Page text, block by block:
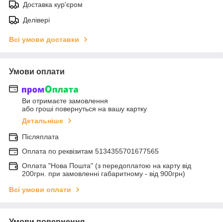
Доставка кур'єром
Делівері
Всі умови доставки
Умови оплати
Ви отримаєте замовлення
або гроші повернуться на вашу картку
Детальніше
Післяплата
Оплата по реквiзитам 5134355701677565
Оплата "Нова Пошта" (з передоплатою на карту від
200грн. при замовленні габаритному - від 900грн)
Всі умови оплати